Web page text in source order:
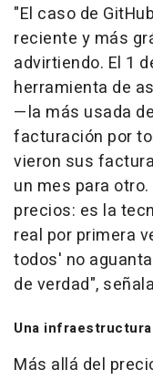
"El caso de
reciente y más
advirtiendo. El 1
herramienta de
—la más usada
facturación por
vieron sus
un mes para
precios: es la
real por primera
todos' no
de verdad",
Una
Más allá del